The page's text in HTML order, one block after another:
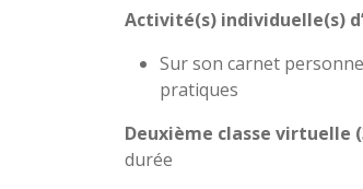
Activité(s) individuelle(s)
Sur son carnet
pratiques
Deuxième classe virtuelle
durée